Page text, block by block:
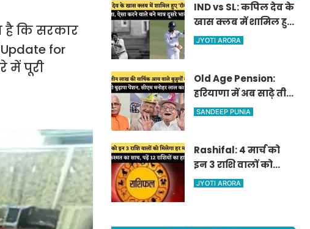
है कि सरकार
for
में पूरी
IND vs SL: कपिल देव के
खास क्लब में शामिल हुए
'रॉकस्टार' जडेजा, ऐसा
JYOTI ARORA
Old Age Pension:
हरियाणा में अब साढ़े तीन
लाख की वार्षिक आय
सीएम मनोहर लाल का
ऐलान
SANDEEP PUNIA
Rashifal: 4 मार्च को
इन 3 राशि वालों को
मिलेगा हर मामले में
JYOTI ARORA